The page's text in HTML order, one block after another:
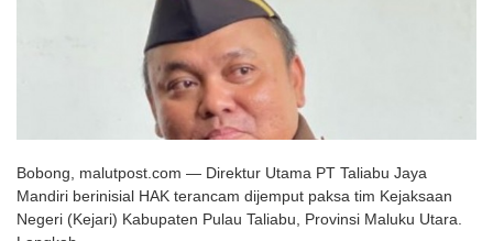
Bobong, malutpost.com — Direktur Utama PT Taliabu Jaya
Mandiri berinisial HAK terancam dijemput paksa tim Kejaksaan
Negeri (Kejari) Kabupaten Pulau Taliabu, Provinsi Maluku Utara.